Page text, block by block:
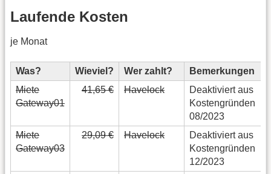
Laufende Kosten
je Monat
Was? Wieviel? Wer zahlt?
Bemerkungen
Miete
Gateway01
41,65 € Havelock
Deaktiviert aus
Kostengründen
08/2023
Miete
Gateway03
29,09 € Havelock
Deaktiviert aus
Kostengründen
12/2023